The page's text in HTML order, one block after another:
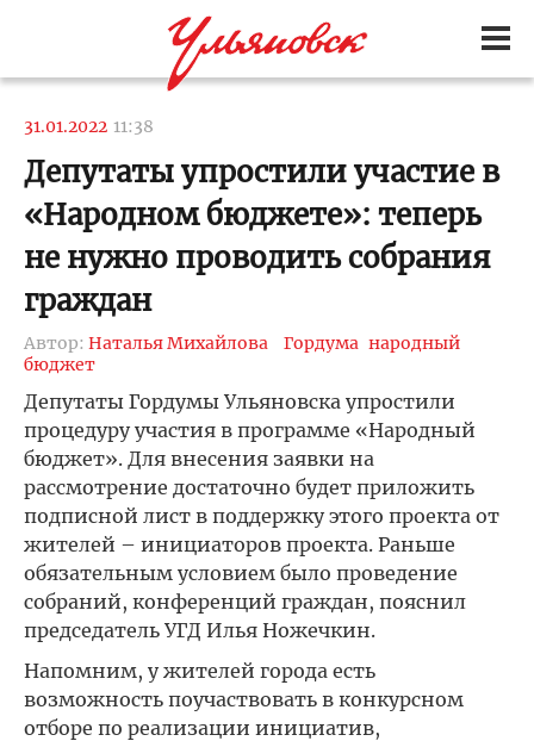
31.01.2022 11:38
Депутаты упростили участие в
«Народном бюджете»: теперь
не нужно проводить собрания
граждан
Автор: Наталья Михайлова Гордума народный
бюджет
Депутаты Гордумы Ульяновска упростили
процедуру участия в программе «Народный
бюджет». Для внесения заявки на
рассмотрение достаточно будет приложить
подписной лист в поддержку этого проекта от
жителей – инициаторов проекта. Раньше
обязательным условием было проведение
собраний, конференций граждан, пояснил
председатель УГД Илья Ножечкин.
Напомним, у жителей города есть
возможность поучаствовать в конкурсном
отборе по реализации инициатив,